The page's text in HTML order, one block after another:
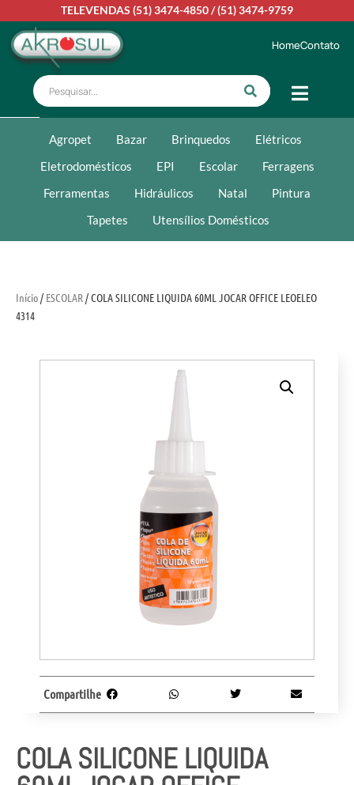
TELEVENDAS (51) 3474-4850/(51) 3474-9759
HomeContato
Agropet Bazar Brinquedos
Elétricos
Eletrodomésticos
EPI Escolar
Ferragens
Ferramentas
Hidráulicos Natal
Pintura
Tapetes
Utensílios Domésticos
Início/ ESCOLAR/ COLA SILICONE LIQUIDA 60ML JOCAR OFFICE LEOELEO
4314
COLA SILICONE LIQUIDA
Compartilhe